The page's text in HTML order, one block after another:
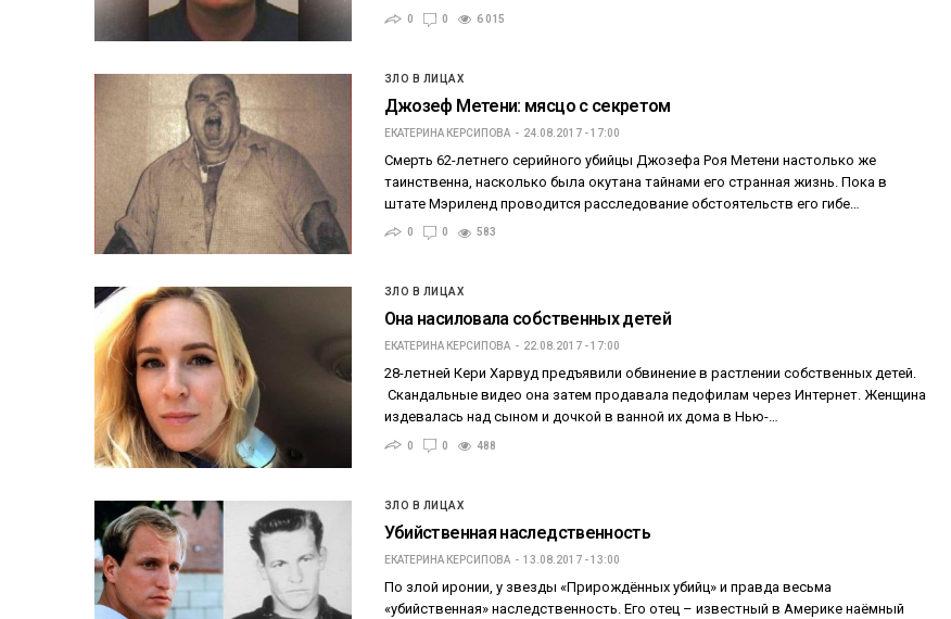
0 0 6 015
ЗЛО В ЛИЦАХ
Джозеф Метени: мясцо с секретом
ЕКАТЕРИНА КЕРСИПОВА 24.08.2017 - 17:00
Смерть 62-летнего серийного убийцы Джозефа Роя Метени настолько же
таинственна, насколько была окутана тайнами его странная жизнь. Пока в
штате Мэриленд проводится расследование обстоятельств его гибе…
0 0 583
ЗЛО В ЛИЦАХ
Она насиловала собственных детей
ЕКАТЕРИНА КЕРСИПОВА 22.08.2017 - 17:00
28-летней Кери Харвуд предъявили обвинение в растлении собственных детей.
Скандальные видео она затем продавала педофилам через Интернет. Женщина
издевалась над сыном и дочкой в ванной их дома в Нью-…
0 0 488
ЗЛО В ЛИЦАХ
Убийственная наследственность
ЕКАТЕРИНА КЕРСИПОВА 13.08.2017 - 13:00
По злой иронии, у звезды «Прирождённых убийц» и правда весьма
«убийственная» наследственность. Его отец – известный в Америке наёмный